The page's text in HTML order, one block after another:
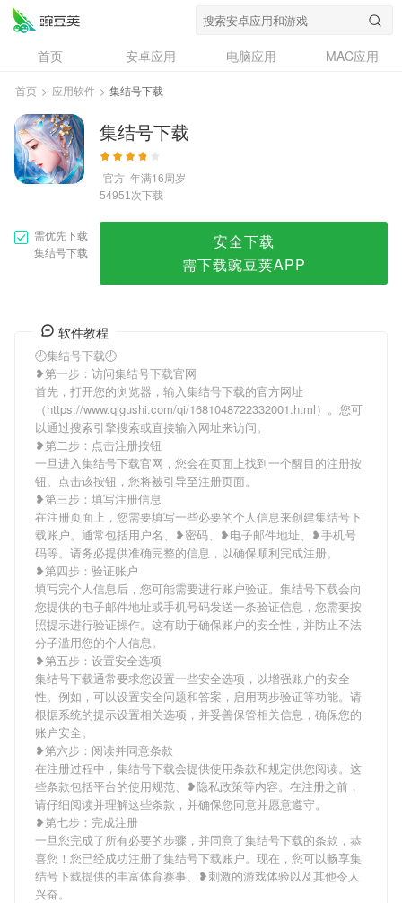
首页 安卓应用 电脑应用
MAC应用
资讯
专题
问答
首页 > 应用软件 > 集结号下载
集结号下载
官方 年满16周岁
54951次下载
需优先下载
集结号下载
安全下载
需下载豌豆荚APP
软件教程
🕗集结号下载🕗
❥第一步：访问集结号下载官网
首先，打开您的浏览器，输入集结号下载的官方网址
（https://www.qigushi.com/qi/1681048722332001.html）。您可
以通过搜索引擎搜索或直接输入网址来访问。
❥第二步：点击注册按钮
一旦进入集结号下载官网，您会在页面上找到一个醒目的注册按
钮。点击该按钮，您将被引导至注册页面。
❥第三步：填写注册信息
在注册页面上，您需要填写一些必要的个人信息来创建集结号下
载账户。通常包括用户名、❥密码、❥电子邮件地址、❥手机号
码等。请务必提供准确完整的信息，以确保顺利完成注册。
❥第四步：验证账户
填写完个人信息后，您可能需要进行账户验证。集结号下载会向
您提供的电子邮件地址或手机号码发送一条验证信息，您需要按
照提示进行验证操作。这有助于确保账户的安全性，并防止不法
分子滥用您的个人信息。
❥第五步：设置安全选项
集结号下载通常要求您设置一些安全选项，以增强账户的安全
性。例如，可以设置安全问题和答案，启用两步验证等功能。请
根据系统的提示设置相关选项，并妥善保管相关信息，确保您的
账户安全。
❥第六步：阅读并同意条款
在注册过程中，集结号下载会提供使用条款和规定供您阅读。这
些条款包括平台的使用规范、❥隐私政策等内容。在注册之前，
请仔细阅读并理解这些条款，并确保您同意并愿意遵守。
❥第七步：完成注册
一旦您完成了所有必要的步骤，并同意了集结号下载的条款，恭
喜您！您已经成功注册了集结号下载账户。现在，您可以畅享集
结号下载提供的丰富体育赛事、❥刺激的游戏体验以及其他令人
兴奋。